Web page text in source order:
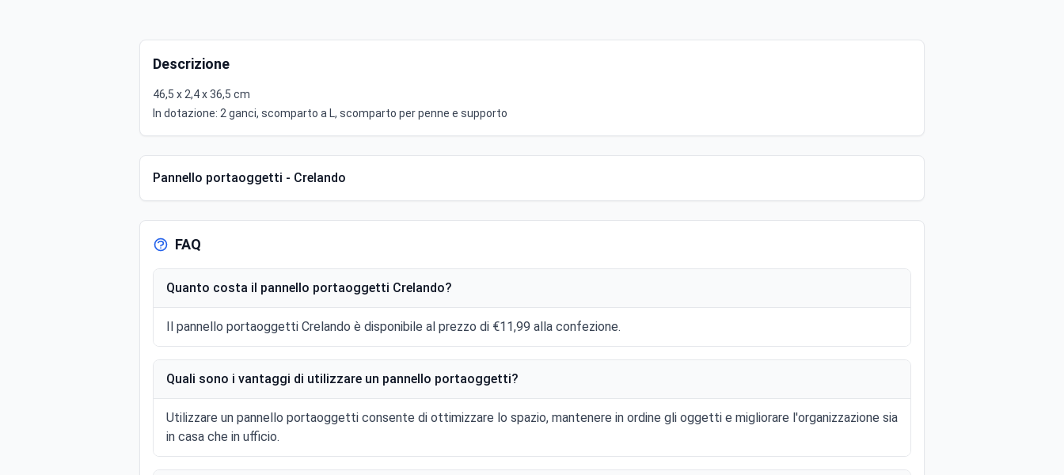
Descrizione
46,5 x 2,4 x 36,5 cm
In dotazione: 2 ganci, scomparto a L, scomparto per penne e supporto
Pannello portaoggetti - Crelando
FAQ
Quanto costa il pannello portaoggetti Crelando?
Il pannello portaoggetti Crelando è disponibile al prezzo di €11,99 alla confezione.
Quali sono i vantaggi di utilizzare un pannello portaoggetti?
Utilizzare un pannello portaoggetti consente di ottimizzare lo spazio, mantenere in ordine gli oggetti e migliorare l'organizzazione sia
in casa che in ufficio.